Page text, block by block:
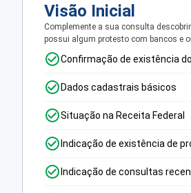
Visão Inicial
Complemente a sua consulta
possui algum protesto com bancos e
Confirmação de existência
Dados cadastrais básicos
Situação na Receita Federal
Indicação de existência de
Indicação de consultas